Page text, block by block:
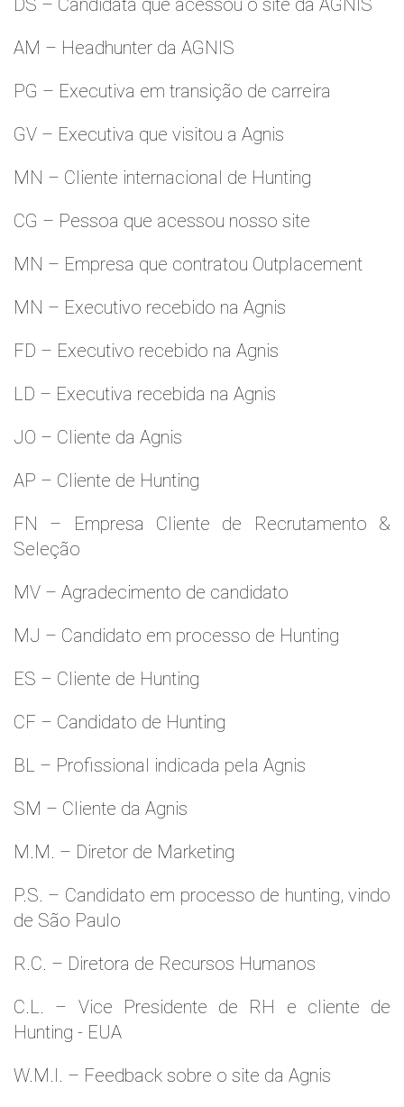
DS – Candidata que acessou o site da AGNIS
AM – Headhunter da AGNIS
PG – Executiva em transição de carreira
GV – Executiva que visitou a Agnis
MN – Cliente internacional de Hunting
CG – Pessoa que acessou nosso site
MN – Empresa que contratou Outplacement
MN – Executivo recebido na Agnis
FD – Executivo recebido na Agnis
LD – Executiva recebida na Agnis
JO – Cliente da Agnis
AP – Cliente de Hunting
FN – Empresa Cliente de Recrutamento &
Seleção
MV – Agradecimento de candidato
MJ – Candidato em processo de Hunting
ES – Cliente de Hunting
CF – Candidato de Hunting
BL – Profissional indicada pela Agnis
SM – Cliente da Agnis
M.M. – Diretor de Marketing
P.S. – Candidato em processo de hunting, vindo
de São Paulo
R.C. – Diretora de Recursos Humanos
C.L. – Vice Presidente de RH e cliente de
Hunting - EUA
W.M.l. – Feedback sobre o site da Agnis